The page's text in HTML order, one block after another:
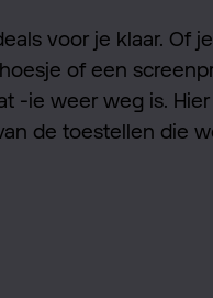
voor je klaar. Of
of een
-ie weer weg is.
de toestellen die